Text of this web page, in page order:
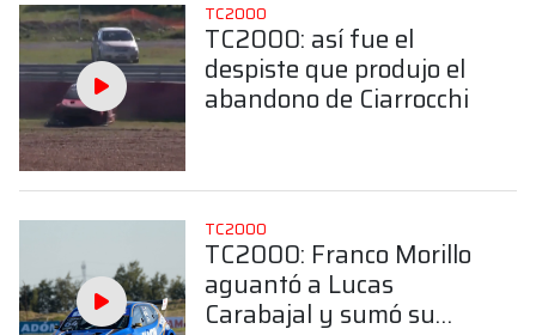
TC2000
TC2000: así fue el
despiste que produjo el
abandono de Ciarrocchi
TC2000
TC2000: Franco Morillo
aguantó a Lucas
Carabajal y sumó su